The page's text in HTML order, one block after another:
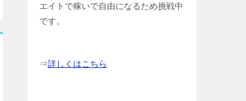
エイトで稼いで自由になるため挑戦中
です。
⇒詳しくはこちら